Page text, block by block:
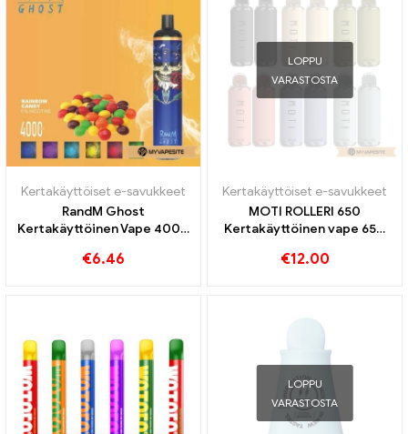
Kertakäyttöiset e-savukkeet
RandM Ghost
Kertakäyttöinen Vape 4000
€6.46
LOPPU
VARASTOSTA
Kertakäyttöiset e-savukkeet
MOTI ROLLERI 650
Kertakäyttöinen vape 650
€12.00
LOPPU
VARASTOSTA